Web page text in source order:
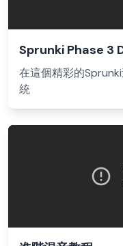
Sprunki Phase 3
在這個精彩的
統